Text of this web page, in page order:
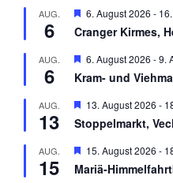
o
r
e
h
o
e
AUG.
6
H
r
o
r
e
h
o
e
6. August 2026 -
Cranger Kirmes,
AUG.
6
H
r
o
r
e
h
o
6. August 2026 -9.
Kram- und
AUG.
13
H
r
o
r
13. August 2026 -
Stoppelmarkt,
AUG.
15
H
r
15. August 2026 -
Mariä-